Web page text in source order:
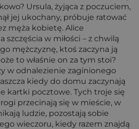
Ursula, żyjąca z poczuciem,
jej ukochany, próbuje ratować
męża kobietę. Alice
szczęścia w miłości – z chwilą
mężczyznę, ktoś zaczyna ją
to właśnie on za tym stoi?
w odnalezienie zaginionego
kiedy do domu zaczynają
kartki pocztowe. Tych troje się
przecinają się w mieście, w
ludzie, pozostają sobie
wieczoru, kiedy razem znajdą